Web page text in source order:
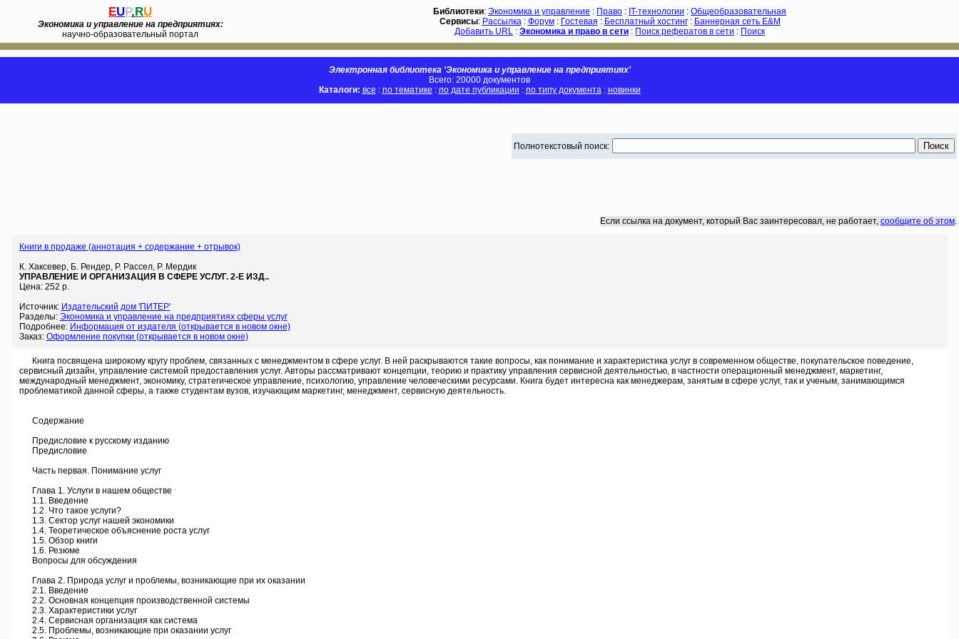
EUP.RU
Экономика и управление на предприятиях:
научно-образовательный портал
Библиотеки: Экономика и управление : Право : IT-технологии : Общеобразовательная
Сервисы: Рассылка: Форум: Гостевая : Бесплатный хостинг: Баннерная сеть E&M
Добавить URL : Экономика и право в сети : Поиск рефератов в сети : Поиск
Электронная библиотека 'Экономика и управление на предприятиях'
Всего: 20000 документов
Каталоги: все : по тематике : по дате публикации : по типу документа: новинки
Полнотекстовый поиск:
Если ссылка на документ, который Вас заинтересовал, не работает, сообщите об этом.
Книги в продаже (аннотация + содержание + отрывок)
К. Хаксевер, Б. Рендер, Р. Рассел, Р. Мердик
УПРАВЛЕНИЕ И ОРГАНИЗАЦИЯ В СФЕРЕ УСЛУГ. 2-Е ИЗД..
Цена: 252 р.
Источник: Издательский дом 'ПИТЕР'
Разделы: Экономика и управление на предприятиях сферы услуг
Подробнее: Информация от издателя (открывается в новом окне)
Заказ: Оформление покупки (открывается в новом окне)
Книга посвящена широкому кругу проблем, связанных с менеджментом в сфере услуг. В ней раскрываются такие вопросы, как понимание и характеристика услуг в современном обществе, покупательское поведение,
сервисный дизайн, управление системой предоставления услуг. Авторы рассматривают концепции, теорию и практику управления сервисной деятельностью, в частности операционный менеджмент, маркетинг,
международный менеджмент, экономику, стратегическое управление, психологию, управление человеческими ресурсами. Книга будет интересна как менеджерам, занятым в сфере услуг, так и ученым, занимающимся
проблематикой данной сферы, а также студентам вузов, изучающим маркетинг, менеджмент, сервисную деятельность.
Содержание
Предисловие к русскому изданию
Предисловие
Часть первая. Понимание услуг
Глава 1. Услуги в нашем обществе
1.1. Введение
1.2. Что такое услуги?
1.3. Сектор услуг нашей экономики
1.4. Теоретическое объяснение роста услуг
1.5. Обзор книги
1.6. Резюме
Вопросы для обсуждения
Глава 2. Природа услуг и проблемы, возникающие при их оказании
2.1. Введение
2.2. Основная концепция производственной системы
2.3. Характеристики услуг
2.4. Сервисная организация как система
2.5. Проблемы, возникающие при оказании услуг